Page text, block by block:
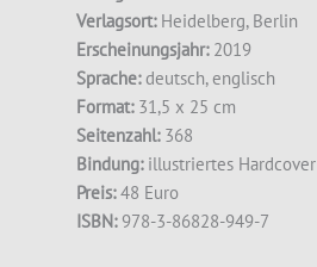
Verlagsort: Heidelberg, Berlin
Erscheinungsjahr: 2019
Sprache:deutsch, englisch
Format: 31,5 x 25 cm
Seitenzahl: 368
Bindung: illustriertes Hardcover
Preis:48 Euro
ISBN: 978-3-86828-949-7